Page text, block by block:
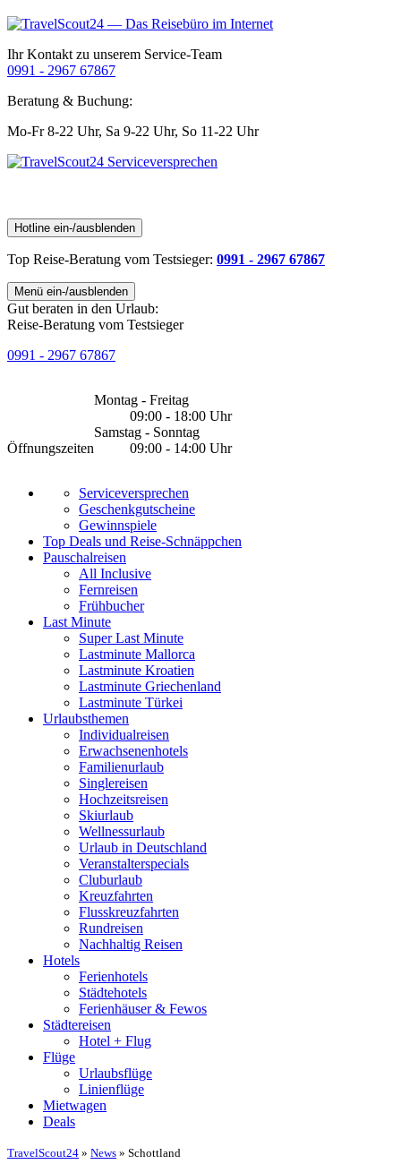
Ihr Kontakt zu unserem Service-Team
0991 - 2967 67867
Beratung & Buchung:
Mo-Fr 8-22 Uhr, Sa 9-22 Uhr, So 11-22 Uhr
Hotline ein-/ausblenden
Top Reise-Beratung vom Testsieger: 0991 - 2967 67867
Menü ein-/ausblenden
Gut beraten in den Urlaub:
Reise-Beratung vom Testsieger
0991 - 2967 67867
Öffnungszeiten
Montag - Freitag
09:00 - 18:00 Uhr
Samstag - Sonntag
09:00 - 14:00 Uhr
Serviceversprechen
Geschenkgutscheine
Gewinnspiele
Top Deals und Reise-Schnäppchen
Pauschalreisen
All Inclusive
Fernreisen
Frühbucher
Last Minute
Super Last Minute
Lastminute Mallorca
Lastminute Kroatien
Lastminute Griechenland
Lastminute Türkei
Urlaubsthemen
Individualreisen
Erwachsenenhotels
Familienurlaub
Singlereisen
Hochzeitsreisen
Skiurlaub
Wellnessurlaub
Urlaub in Deutschland
Veranstalterspecials
Cluburlaub
Kreuzfahrten
Flusskreuzfahrten
Rundreisen
Nachhaltig Reisen
Hotels
Ferienhotels
Städtehotels
Ferienhäuser & Fewos
Städtereisen
Hotel + Flug
Flüge
Urlaubsflüge
Linienflüge
Mietwagen
Deals
TravelScout24 » News » Schottland